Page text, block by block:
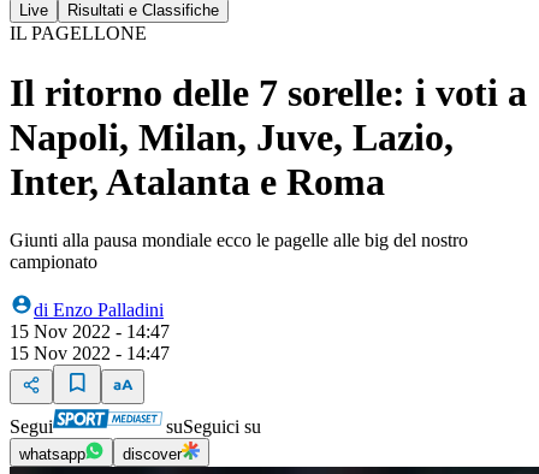
Live
Risultati e Classifiche
IL PAGELLONE
Il ritorno delle 7 sorelle: i voti a
Napoli, Milan, Juve, Lazio,
Inter, Atalanta e Roma
Giunti alla pausa mondiale ecco le pagelle alle big del nostro
campionato
di Enzo Palladini
15 Nov 2022 - 14:47
15 Nov 2022 - 14:47
Segui suSeguici su
whatsapp discover